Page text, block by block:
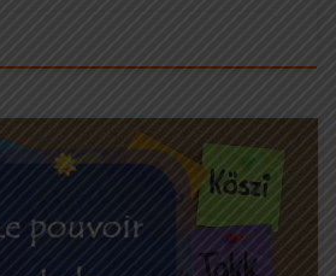
» ? La gratitude voilà un mot à la mode
exactement par là et concrètement